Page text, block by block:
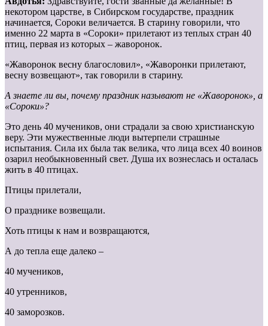
некотором царстве, в Сибирском государстве, праздник
начинается, Сороки величается. В старину говорили, что
именно 22 марта в «Сороки» прилетают из теплых стран 40
птиц, первая из которых – жаворонок.
«Жаворонок весну благословил», «Жаворонки прилетают,
весну возвещают», так говорили в старину.
А знаете ли вы, почему праздник называют не «Жаворонок», а
«Сороки»?
Это день 40 мучеников, они страдали за свою христианскую
веру. Эти мужественные люди вытерпели страшные
испытания. Сила их была так велика, что лица всех 40 воинов
озарил необыкновенный свет. Душа их вознеслась и осталась
жить в 40 птицах.
Птицы прилетали,
О празднике возвещали.
Хоть птицы к нам и возвращаются,
А до тепла еще далеко –
40 мучеников,
40 утренников,
40 заморозков.